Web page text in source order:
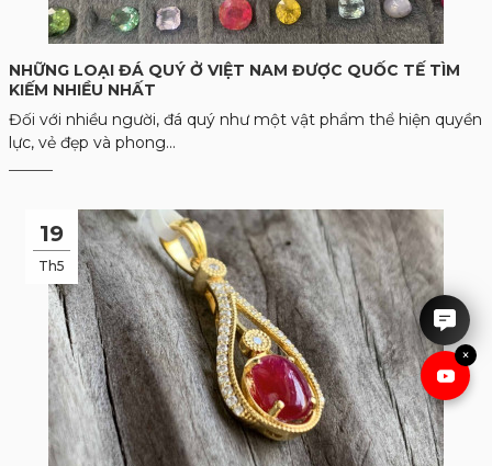
×
NHỮNG LOẠI ĐÁ QUÝ Ở VIỆT NAM ĐƯỢC QUỐC TẾ TÌM
KIẾM NHIỀU NHẤT
Đối với nhiều người, đá quý như một vật phẩm thể hiện quyền
lực, vẻ đẹp và phong...
19
Th5
IRUBY rất hân hạnh được tư
vấn cho anh chị.